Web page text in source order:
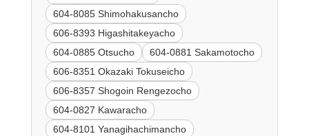
604-8085 Shimohakusancho
606-8393 Higashitakeyacho
604-0885 Otsucho
604-0881 Sakamotocho
606-8351 Okazaki Tokuseicho
606-8357 Shogoin Rengezocho
604-0827 Kawaracho
604-8101 Yanagihachimancho